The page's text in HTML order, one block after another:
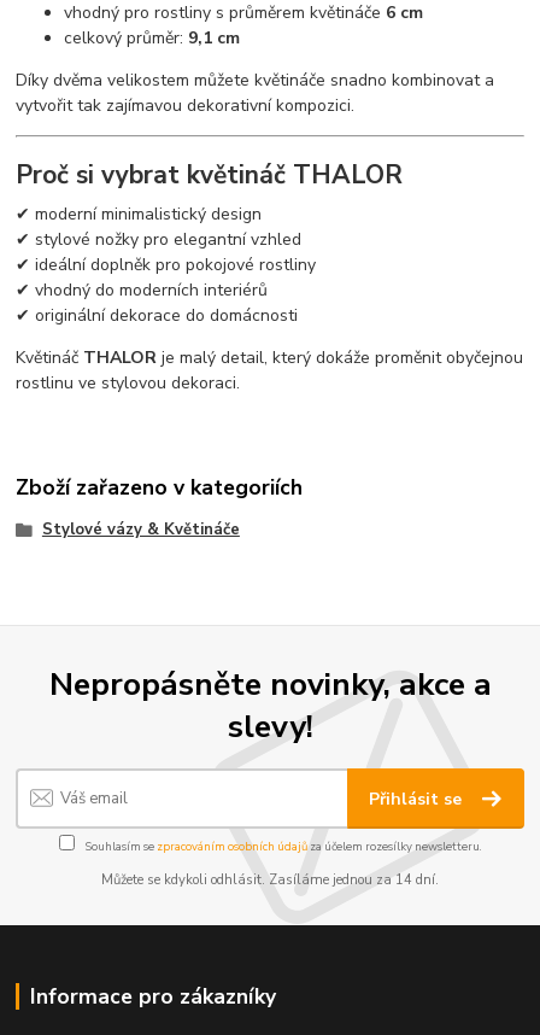
vhodný pro rostliny s průměrem květináče 6 cm
celkový průměr: 9,1 cm
Díky dvěma velikostem můžete květináče snadno kombinovat a
vytvořit tak zajímavou dekorativní kompozici.
Proč si vybrat květináč THALOR
✔ moderní minimalistický design
✔ stylové nožky pro elegantní vzhled
✔ ideální doplněk pro pokojové rostliny
✔ vhodný do moderních interiérů
✔ originální dekorace do domácnosti
Květináč THALOR je malý detail, který dokáže proměnit obyčejnou
rostlinu ve stylovou dekoraci.
Zboží zařazeno v kategoriích
Stylové vázy & Květináče
Nepropásněte novinky, akce a
slevy!
Přihlásit se
Souhlasím se zpracováním osobních údajůza účelem rozesílky newsletteru.
Můžete se kdykoli odhlásit. Zasíláme jednou za 14 dní.
Informace pro zákazníky